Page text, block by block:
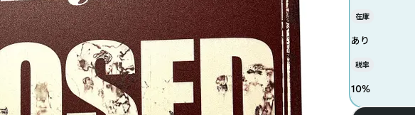
在庫
あり
税率
10%